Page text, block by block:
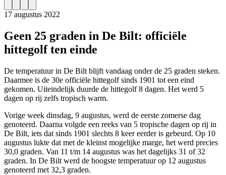
17 augustus 2022
Geen 25 graden in De Bilt: officiële
hittegolf ten einde
De temperatuur in De Bilt blijft vandaag onder de 25 graden steken.
Daarmee is de 30e officiële hittegolf sinds 1901 tot een eind
gekomen. Uiteindelijk duurde de hittegolf 8 dagen. Het werd 5
dagen op rij zelfs tropisch warm.
Vorige week dinsdag, 9 augustus, werd de eerste zomerse dag
genoteerd. Daarna volgde een reeks van 5 tropische dagen op rij in
De Bilt, iets dat sinds 1901 slechts 8 keer eerder is gebeurd. Op 10
augustus lukte dat met de kleinst mogelijke marge, het werd precies
30,0 graden. Van 11 t/m 14 augustus was het dagelijks 31 of 32
graden. In De Bilt werd de hoogste temperatuur op 12 augustus
genoteerd met 32,3 graden.